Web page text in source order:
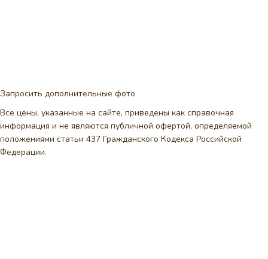
Запросить дополнительные фото
Все цены, указанные на сайте, приведены как справочная
информация и не являются публичной офертой, определяемой
положениями статьи 437 Гражданского Кодекса Российской
Федерации.